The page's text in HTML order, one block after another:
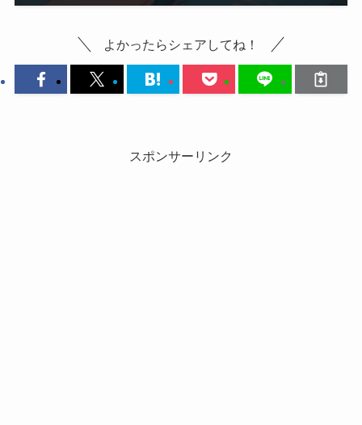
よかったらシェアしてね！
スポンサーリンク